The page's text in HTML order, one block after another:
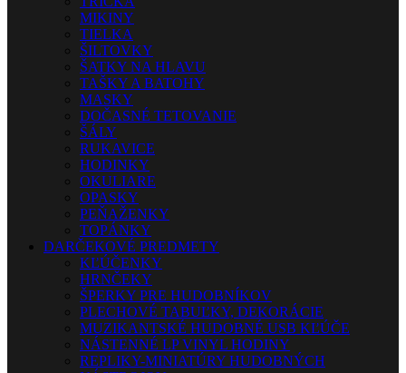
MIKINY
TIELKA
ŠILTOVKY
ŠATKY NA HLAVU
TAŠKY A BATOHY
MASKY
DOČASNÉ TETOVANIE
ŠÁLY
RUKAVICE
HODINKY
OKULIARE
OPASKY
PEŇAŽENKY
TOPÁNKY
DARČEKOVÉ PREDMETY
KĽÚČENKY
HRNČEKY
ŠPERKY PRE HUDOBNÍKOV
PLECHOVÉ TABUĽKY, DEKORÁCIE
MUZIKANTSKÉ HUDOBNÉ USB KĽÚČE
NÁSTENNÉ LP VINYL HODINY
REPLIKY-MINIATÚRY HUDOBNÝCH